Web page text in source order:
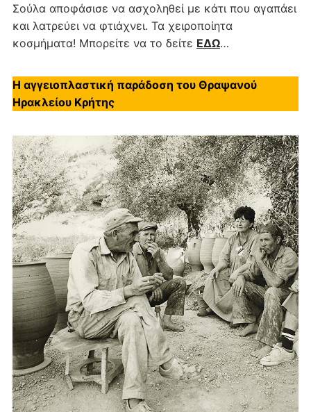
Σούλα αποφάσισε να ασχοληθεί με κάτι που αγαπάει
και λατρεύει να φτιάχνει. Τα χειροποίητα
κοσμήματα! Μπορείτε να το δείτε ΕΔΩ…
Η αγγειοπλαστική παράδοση του Θραψανού
Ηρακλείου Κρήτης